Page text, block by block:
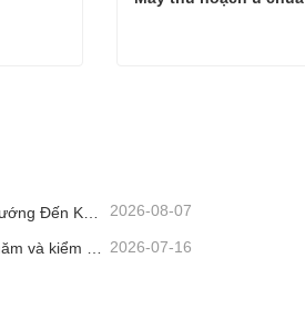
2026-08-07
2026-07-16